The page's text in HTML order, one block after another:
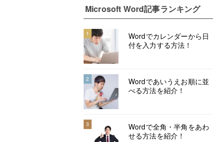
Microsoft Word記事ランキング
1
Wordでカレンダーから日
付を入力する方法！
2
Wordであいうえお順に並
べる方法を紹介！
3
Wordで全角・半角をあわ
せる方法を紹介！